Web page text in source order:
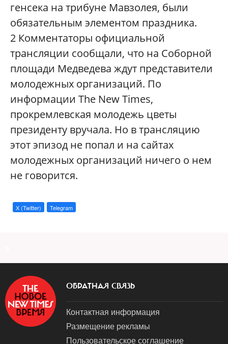
генсека на трибуне Мавзолея, были
обязательным элементом праздника.
2 Комментаторы официальной
трансляции сообщали, что на Соборной
площади Медведева ждут представители
молодежных организаций. По
информации The New Times,
прокремлевская молодежь цветы
президенту вручала. Но в трансляцию
этот эпизод не попал и на сайтах
молодежных организаций ничего о нем
не говорится.
X (Twitter) Telegram
ОБРАТНАЯ СВЯЗЬ
Контактная информация
Размещение рекламы
Пользовательское соглашение